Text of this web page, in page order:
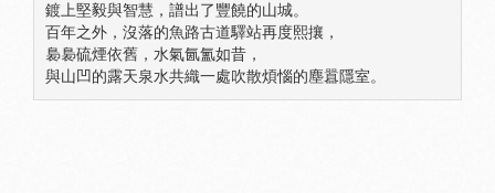
鍍上堅毅與智慧，譜出了豐饒的山城。
百年之外，沒落的魚路古道驛站再度熙攘，
裊裊硫煙依舊，水氣氤氳如昔，
與山凹的露天泉水共織一處吹散煩惱的塵囂隱室。